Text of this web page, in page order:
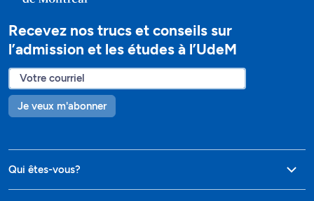
Recevez nos trucs et conseils sur
l’admission et les études à l’UdeM
Je veux m'abonner
Qui êtes-vous?